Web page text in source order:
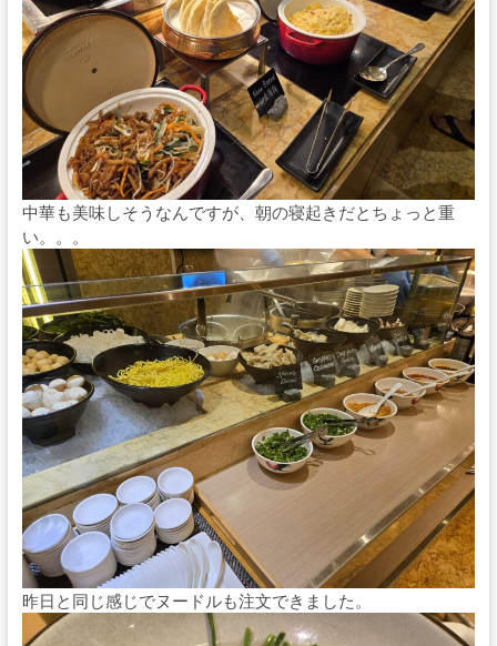
中華も美味しそうなんですが、朝の寝起きだとちょっと重
い。。。
昨日と同じ感じでヌードルも注文できました。